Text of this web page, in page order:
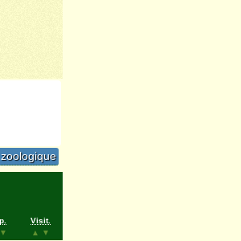
▼
Visit.
▲
▼